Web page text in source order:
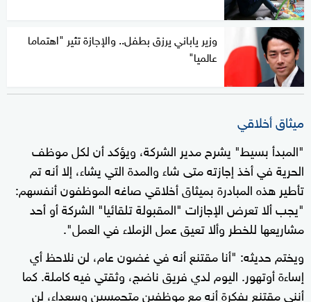
وزير ياباني يرزق بطفل.. والإجازة تثير "اهتماما
عالميا"
ميثاق أخلاقي
"المبدأ بسيط" يشرح مدير الشركة، ويؤكد أن لكل موظف
الحرية في أخذ إجازته متى شاء والمدة التي يشاء، إلا أنه تم
تأطير هذه المبادرة بميثاق أخلاقي صاغه الموظفون أنفسهم:
"يجب ألا تعرض الإجازات "المقبولة تلقائيا" الشركة أو أحد
مشاريعها للخطر وألا تعيق عمل الزملاء في العمل".
ويختم حديثه: "أنا مقتنع أنه في غضون عام، لن نلاحظ أي
إساءة أوتهور. اليوم لدي فريق ناضج، وثقتي فيه كاملة. كما
أنني مقتنع بفكرة أنه مع موظفين متحمسين وسعداء، لن